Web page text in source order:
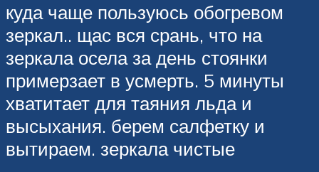
куда чаще пользуюсь обогревом
зеркал.. щас вся срань, что на
зеркала осела за день стоянки
примерзает в усмерть. 5 минуты
хватитает для таяния льда и
высыхания. берем салфетку и
вытираем. зеркала чистые